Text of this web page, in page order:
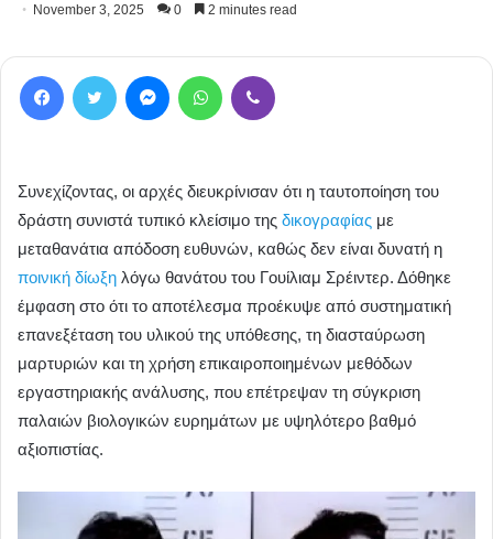
November 3, 2025 0 2 minutes read
Συνεχίζοντας, οι αρχές διευκρίνισαν ότι η ταυτοποίηση του
δράστη συνιστά τυπικό κλείσιμο της δικογραφίας με
μεταθανάτια απόδοση ευθυνών, καθώς δεν είναι δυνατή η
ποινική δίωξη λόγω θανάτου του Γουίλιαμ Σρέιντερ. Δόθηκε
έμφαση στο ότι το αποτέλεσμα προέκυψε από συστηματική
επανεξέταση του υλικού της υπόθεσης, τη διασταύρωση
μαρτυριών και τη χρήση επικαιροποιημένων μεθόδων
εργαστηριακής ανάλυσης, που επέτρεψαν τη σύγκριση
παλαιών βιολογικών ευρημάτων με υψηλότερο βαθμό
αξιοπιστίας.